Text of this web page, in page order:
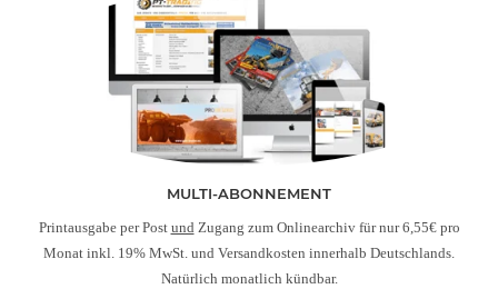
MULTI-ABONNEMENT
Printausgabe per Post und Zugang zum Onlinearchiv für nur 6,55€ pro
Monat inkl. 19% MwSt. und Versandkosten innerhalb Deutschlands.
Natürlich monatlich kündbar.